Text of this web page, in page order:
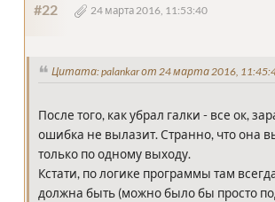
#22 24 марта 2016, 11:53:40
Цитата: palankar от 24 марта 2016,
После того, как убрал галки - все ок,
ошибка не вылазит. Странно, что она
только по одному выходу.
Кстати, по логике программы там
должна быть (можно было бы просто